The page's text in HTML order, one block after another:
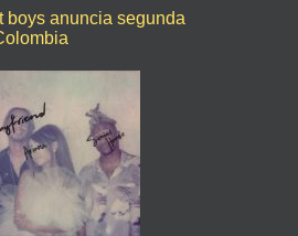
boys anuncia segunda